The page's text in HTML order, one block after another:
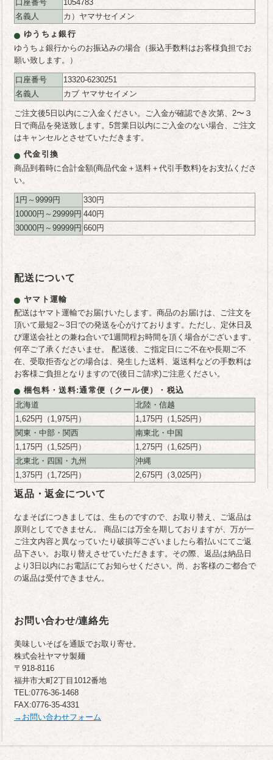
口座番号
1054783
名義人
カ）ヤマサセイメン
ゆうちょ銀行
ゆうちょ銀行からのお振込みの場合（振込手数料はお客様負担でお
願い致します。）
口座番号
13320-6230251
名義人
カブ ヤマサセイメン
ご注文後5日以内にご入金ください。ご入金が確認でき次第、2〜３
日で商品を発送致します。5営業日以内にご入金のない場合、ご注文
はキャンセルとさせていただきます。
代金引換
商品到着時に合計金額(商品代金＋送料＋代引手数料)をお支払くださ
い。
1円～9999円
330円
10000円～29999円 440円
30000円～99999円 660円
配送について
ヤマト運輸
配送はヤマト運輸でお届けいたします。商品のお届けは、ご注文を
頂いて最短2～3日での発送を心がけております。ただし、定休日及
び運送会社との兼ね合いで1週間程お時間を頂く場合がございます。
何卒ご了承くださいませ。 配送後、ご指定日にご不在や長期ご不
在、受取拒否などの場合は、発生した送料、返送料などの手数料は
お客様ご負担となりますので(後日ご請求)ご注意ください。
梱包料・送料:通常便（クール便）・税込
北海道
北陸・信越
1,625円（1,975円）
1,175円（1,525円）
関東・中部・関西
南東北・中国
1,175円（1,525円）
1,275円（1,625円）
北東北・四国・九州
沖縄
1,375円（1,725円）
2,675円（3,025円）
返品・返金について
なまそばにつきましては、生ものですので、お取り替え、ご返品は
原則としてできません。 商品には万全を期しておりますが、万が一
ご注文内容と異なっていたり破損等ございましたら着払いにてご返
品下さい。お取り替えさせていただきます。その際、返品は納品日
より3日以内にお電話にてお知らせください。尚、お客様のご都合で
の返品は受付できません。
お問い合わせ/連絡先
美味しいそばを通販でお取り寄せ。
株式会社ヤマサ製麺
〒918-8116
福井市大町2丁目1012番地
TEL:0776-36-1468
FAX:0776-35-4331
→お問い合わせフォーム